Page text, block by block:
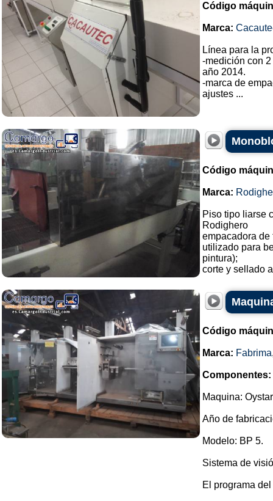
Código
Marca:
Línea para la
-medición con
año 2014.
-marca de
ajustes ...
Código
Marca:
Piso tipo liarse
Rodighero
empacadora
utilizado para
pintura);
corte y sellado
Código
Marca: Fabrima
Componentes:
Maquina:
Año de
Modelo: BP 5.
Sistema de
El programa